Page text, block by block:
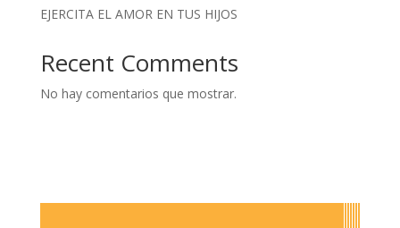
EJERCITA EL AMOR EN TUS HIJOS
Recent Comments
No hay comentarios que mostrar.